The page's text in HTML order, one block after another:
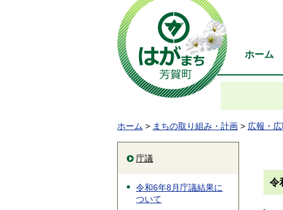
ホーム
ホーム > まちの取り組み・計画 > 広報・
庁議
令和6年8月庁議結果に
ついて
令